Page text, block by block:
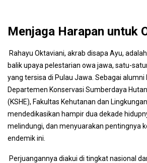
Menjaga Harapan untuk
Rahayu Oktaviani, akrab disapa Ayu,
balik upaya pelestarian owa jawa, satu-
yang tersisa di Pulau Jawa. Sebagai alumni
Departemen Konservasi Sumberdaya
(KSHE), Fakultas Kehutanan dan
mendedikasikan hampir dua dekade
melindungi, dan menyuarakan pentingnya
endemik ini.
Perjuangannya diakui di tingkat nasional